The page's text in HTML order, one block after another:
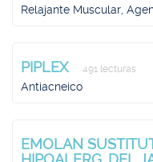
Relajante Muscular,
PIPLEX 491 lecturas
Antiacneico
EMOLAN